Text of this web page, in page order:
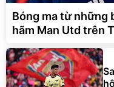
Bóng ma từ những
hãm Man Utd trên